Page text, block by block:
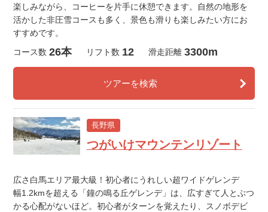
楽しみながら、コーヒーを片手に休憩できます。自然の地形を
活かした非圧雪コースも多く、景色も滑りも楽しみたい方にお
すすめです。
コース数 26本 リフト数 12 滑走距離 3300m
ツアーを検索
長野県
つがいけマウンテンリゾート
広さ白馬エリア最大級！初心者にうれしい超ワイドゲレンデ
幅1.2kmを超える「鐘の鳴る丘ゲレンデ」は、広すぎて人とぶつ
かる心配がないほど。初心者がターンを覚えたり、スノボデビ